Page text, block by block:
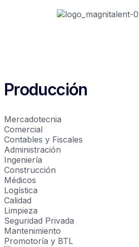
Producción
Mercadotecnia
Comercial
Contables y Fiscales
Administración
Ingeniería
Construcción
Médicos
Logística
Calidad
Limpieza
Seguridad Privada
Mantenimiento
Promotoría y BTL